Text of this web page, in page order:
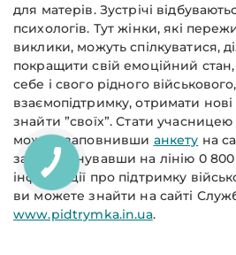
для матерів. Зустрічі
психологів. Тут жінки, які
виклики, можуть спілкуватися,
покращити свій емоційний
себе і свого рідного
взаємопідтримку, отримати
знайти ”своїх”. Стати учасницею
можна, заповнивши анкету на
зателефонувавши на лінію 0 800
інформації про підтримку
ви можете знайти на сайті
www.pidtrymka.in.ua.